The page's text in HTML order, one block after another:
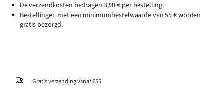
De verzendkosten bedragen 3,90 € per bestelling.
Bestellingen met een minimumbestelwaarde van 55 € worden
gratis bezorgd.
Gratis verzending vanaf €55